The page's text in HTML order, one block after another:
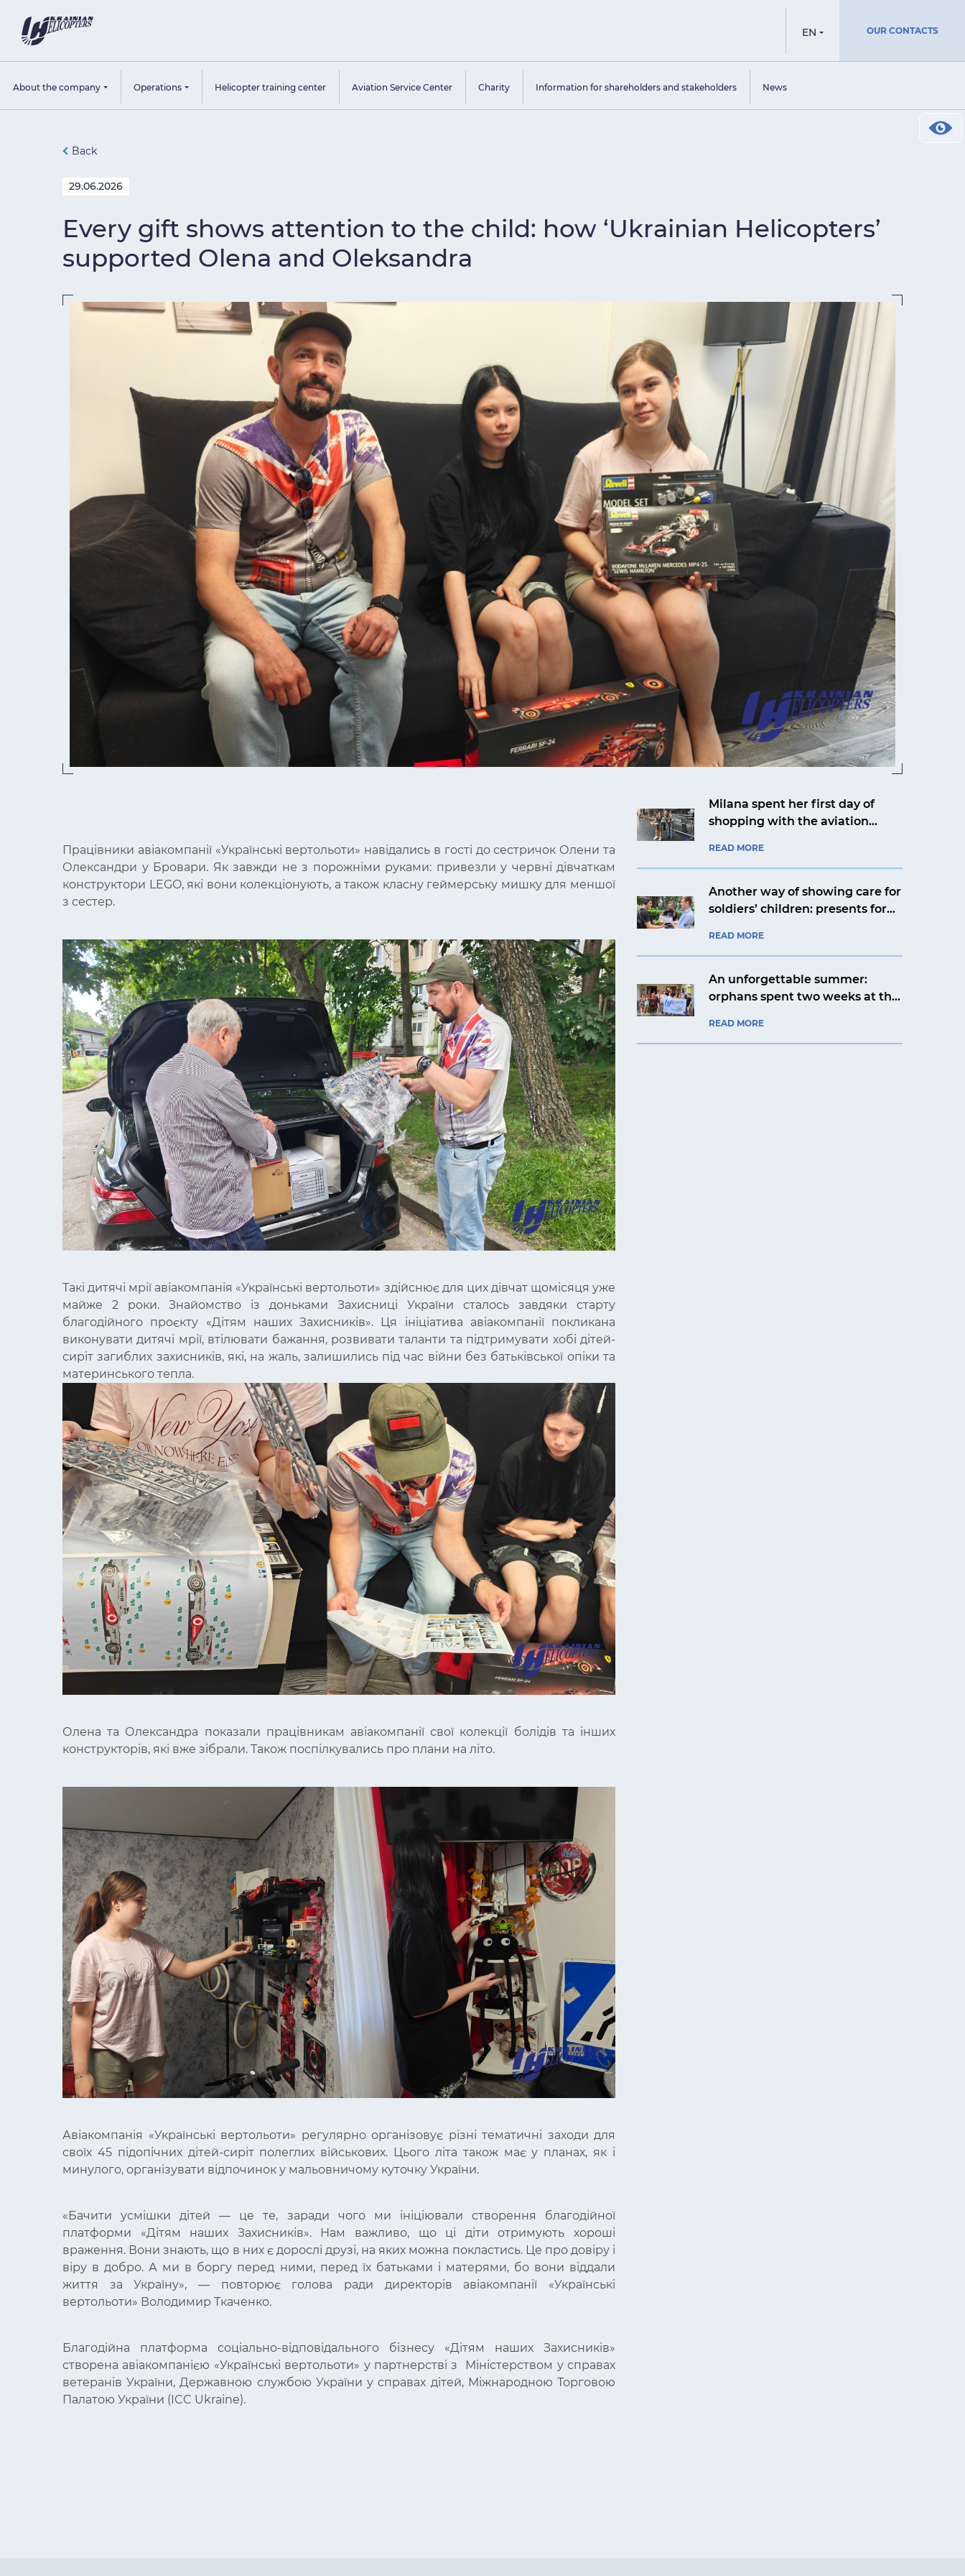
EN OUR CONTACTS
About the company Operations Helicopter training center Aviation Service Center Charity Information for shareholders and stakeholders News
Back
29.06.2026
Every gift shows attention to the child: how ‘Ukrainian Helicopters’
supported Olena and Oleksandra
Працівники авіакомпанії «Українські вертольоти» навідались в гості до сестричок Олени та
Олександри у Бровари. Як завжди не з порожніми руками: привезли у червні дівчаткам
конструктори LEGO, які вони колекціонують, а також класну геймерську мишку для меншої
з сестер.
Такі дитячі мрії авіакомпанія «Українські вертольоти» здійснює для цих дівчат щомісяця уже
майже 2 роки. Знайомство із доньками Захисниці України сталось завдяки старту
благодійного проєкту «Дітям наших Захисників». Ця ініціатива авіакомпанії покликана
виконувати дитячі мрії, втілювати бажання, розвивати таланти та підтримувати хобі дітей-
сиріт загиблих захисників, які, на жаль, залишились під час війни без батьківської опіки та
материнського тепла.
Олена та Олександра показали працівникам авіакомпанії свої колекції болідів та інших
конструкторів, які вже зібрали. Також поспілкувались про плани на літо.
Авіакомпанія «Українські вертольоти» регулярно організовує різні тематичні заходи для
своїх 45 підопічних дітей-сиріт полеглих військових. Цього літа також має у планах, як і
минулого, організувати відпочинок у мальовничому куточку України.
«Бачити усмішки дітей — це те, заради чого ми ініціювали створення благодійної
платформи «Дітям наших Захисників». Нам важливо, що ці діти отримують хороші
враження. Вони знають, що в них є дорослі друзі, на яких можна покластись. Це про довіру і
віру в добро. А ми в боргу перед ними, перед їх батьками і матерями, бо вони віддали
життя за Україну», — повторює голова ради директорів авіакомпанії «Українські
вертольоти» Володимир Ткаченко.
Благодійна платформа соціально-відповідального бізнесу «Дітям наших Захисників»
створена авіакомпанією «Українські вертольоти» у партнерстві з Міністерством у справах
ветеранів України, Державною службою України у справах дітей, Міжнародною Торговою
Палатою України (ICC Ukraine).
Milana spent her first day of
shopping with the aviation
READ MORE
Another way of showing care for
soldiers’ children: presents for
READ MORE
An unforgettable summer:
orphans spent two weeks at the
READ MORE